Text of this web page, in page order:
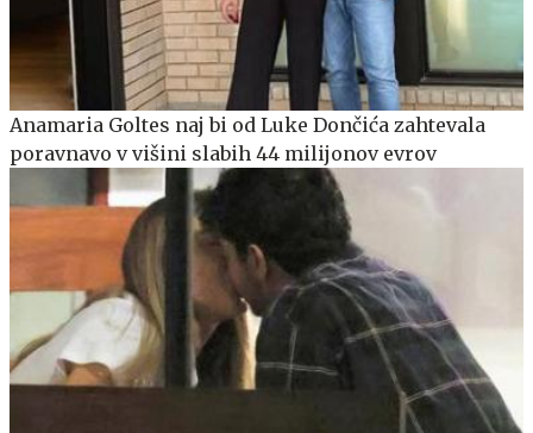
Anamaria Goltes naj bi od Luke Dončića zahtevala
poravnavo v višini slabih 44 milijonov evrov